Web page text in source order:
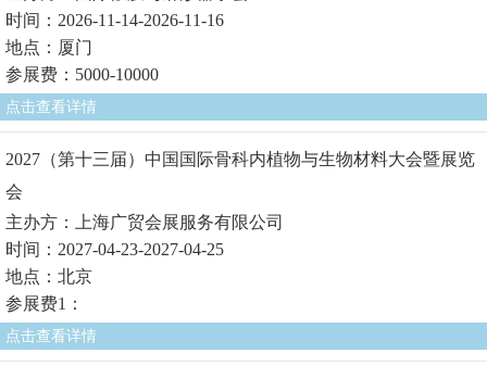
时间：2026-11-14-2026-11-16
地点：厦门
参展费：5000-10000
点击查看详情
2027（第十三届）中国国际骨科内植物与生物材料大会暨展览
会
主办方：上海广贸会展服务有限公司
时间：2027-04-23-2027-04-25
地点：北京
参展费1：
点击查看详情